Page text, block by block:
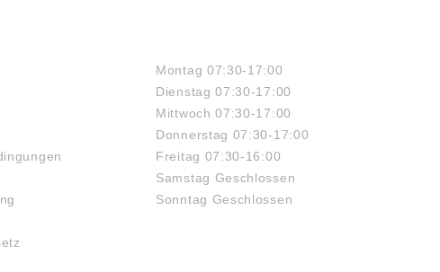
Montag 07:30-17:00
Dienstag 07:30-17:00
Mittwoch 07:30-17:00
Donnerstag 07:30-17:00
Freitag 07:30-16:00
Samstag Geschlossen
Sonntag Geschlossen